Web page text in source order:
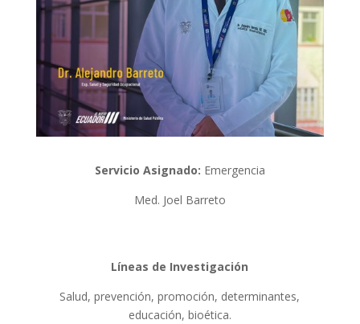
Servicio Asignado: Emergencia
Med. Joel Barreto
Líneas de Investigación
Salud, prevención, promoción, determinantes,
educación, bioética.